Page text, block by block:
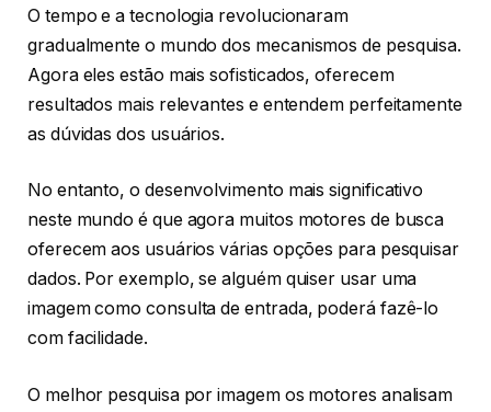
O tempo e a tecnologia revolucionaram
gradualmente o mundo dos mecanismos de pesquisa.
Agora eles estão mais sofisticados, oferecem
resultados mais relevantes e entendem perfeitamente
as dúvidas dos usuários.
No entanto, o desenvolvimento mais significativo
neste mundo é que agora muitos motores de busca
oferecem aos usuários várias opções para pesquisar
dados. Por exemplo, se alguém quiser usar uma
imagem como consulta de entrada, poderá fazê-lo
com facilidade.
O melhor pesquisa por imagem os motores analisam